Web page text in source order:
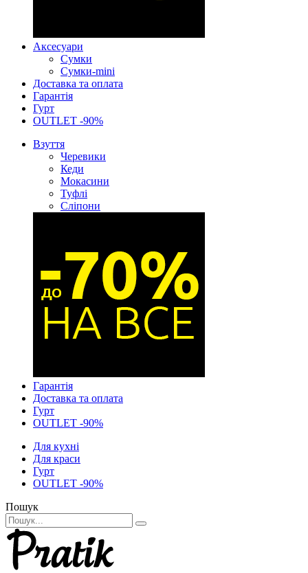
Аксесуари
Сумки
Сумки-mini
Доставка та оплата
Гарантія
Гурт
OUTLET -90%
Взуття
Черевики
Кеди
Мокасини
Туфлі
Сліпони
Гарантія
Доставка та оплата
Гурт
OUTLET -90%
Для кухні
Для краси
Гурт
OUTLET -90%
Пошук